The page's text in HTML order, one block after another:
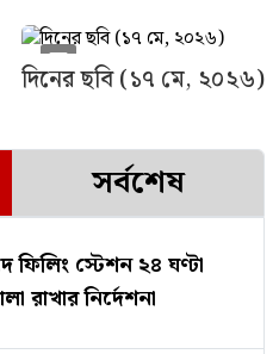
দিনের ছবি (১৭ মে, ২০২৬)
সর্বশেষ
ফিলিং স্টেশন ২৪ ঘণ্টা
রাখার নির্দেশনা